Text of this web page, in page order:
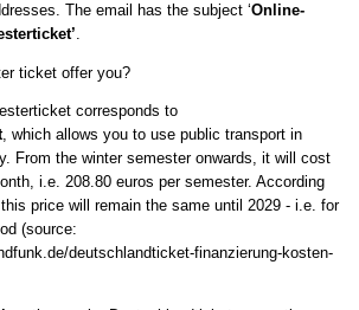
The email has the subject ‘Online-
.
ticket offer you?
corresponds to
, which allows you to use public transport in
From the winter semester onwards, it will cost
i.e. 208.80 euros per semester. According
price will remain the same until 2029 - i.e. for
(source:
deutschlandticket-finanzierung-kosten-